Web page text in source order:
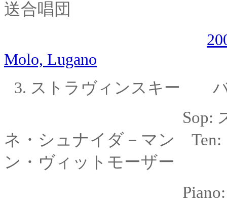
送合唱団
Molo, Lugano
3. ストラヴィンスキー バ
Sop:
ネ・シュナイダ－マン
ン・ヴィットモーザー